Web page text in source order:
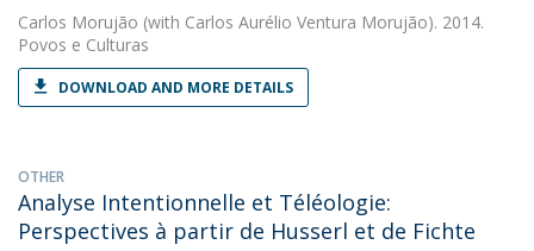
Carlos Morujão (with Carlos Aurélio Ventura Morujão). 2014.
Povos e Culturas
DOWNLOAD AND MORE DETAILS
OTHER
Analyse Intentionnelle et Téléologie:
Perspectives à partir de Husserl et de Fichte